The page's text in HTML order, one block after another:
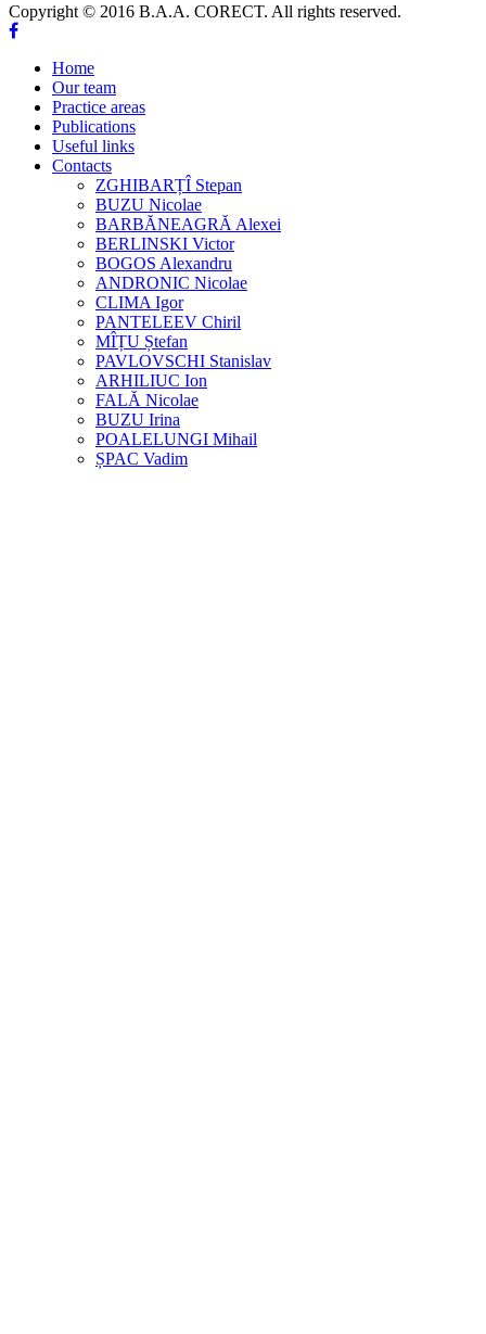
Copyright © 2016 B.A.A. CORECT. All rights reserved.
Home
Our team
Practice areas
Publications
Useful links
Contacts
ZGHIBARȚÎ Stepan
BUZU Nicolae
BARBĂNEAGRĂ Alexei
BERLINSKI Victor
BOGOS Alexandru
ANDRONIC Nicolae
CLIMA Igor
PANTELEEV Chiril
MÎȚU Ștefan
PAVLOVSCHI Stanislav
ARHILIUC Ion
FALĂ Nicolae
BUZU Irina
POALELUNGI Mihail
ȘPAC Vadim